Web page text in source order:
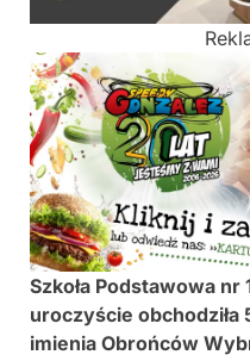
Szkoła Podstawowa nr
uroczyście obchodziła
imienia Obrońców